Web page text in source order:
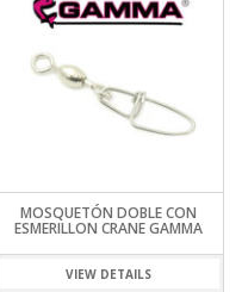
MOSQUETÓN DOBLE CON
ESMERILLON CRANE GAMMA
VIEW DETAILS